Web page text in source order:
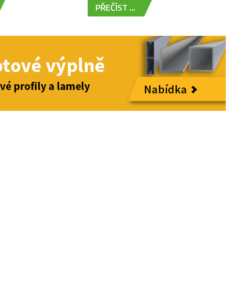
PŘEČÍST ...